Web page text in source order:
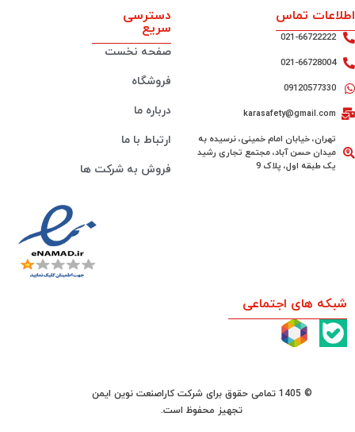
اطلاعات تماس
021-66722222
021-66728004
09120577330
karasafety@gmail.com
تهران، خیابان امام خمینی، نرسیده به
میدان حسن آباد، مجتمع تجاری رشید
یک طبقه اول، پلاک 9
دسترسی
سریع
صفحه نخست
فروشگاه
درباره ما
ارتباط با ما
فروش به شرکت ها
شبکه های اجتماعی
© 1405 تمامی حقوق برای شرکت کاراصنعت نوین ایمن
تجهیز محفوظ است.